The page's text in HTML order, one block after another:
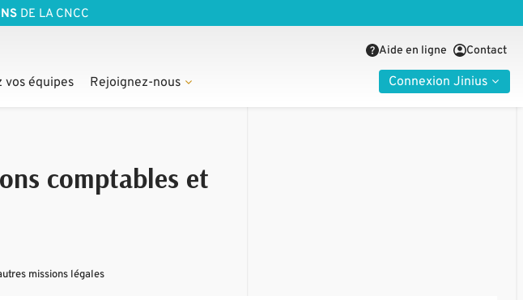
DE LA CNCC
vos équipes Rejoignez-nous
Aide en ligne Contact
Connexion Jinius
comptables et
missions légales